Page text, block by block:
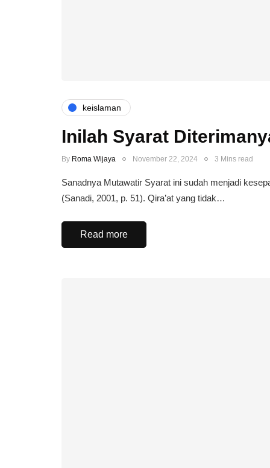
keislaman
Inilah Syarat
By Roma Wijaya November 22, 2024 3 Mins read
Sanadnya Mutawatir Syarat ini sudah menjadi
(Sanadi, 2001, p. 51). Qira’at yang tidak…
Read more